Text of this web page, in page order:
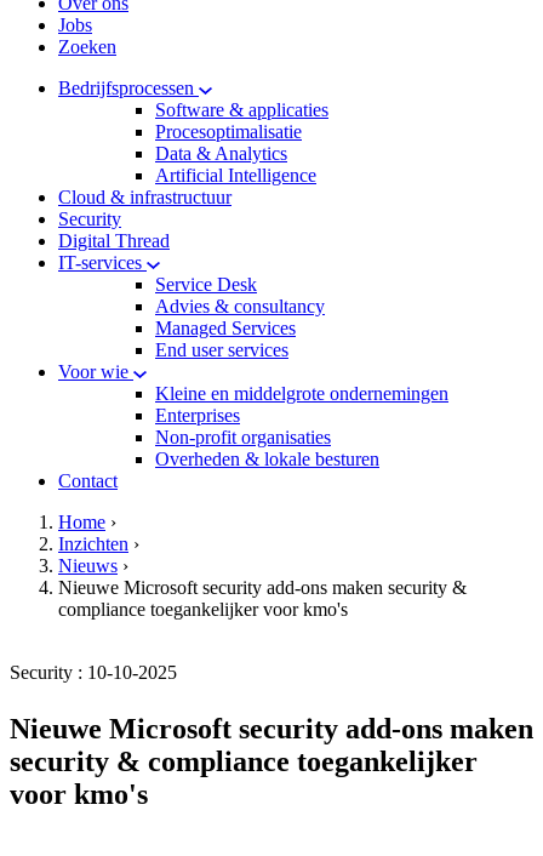
Jobs
Zoeken
Bedrijfsprocessen
Software & applicaties
Procesoptimalisatie
Data & Analytics
Artificial Intelligence
Cloud & infrastructuur
Security
Digital Thread
IT-services
Service Desk
Advies & consultancy
Managed Services
End user services
Voor wie
Kleine en middelgrote ondernemingen
Enterprises
Non-profit organisaties
Overheden & lokale besturen
Contact
hamburger
Kruimelpad
Home ›
Inzichten ›
Nieuws ›
Nieuwe Microsoft security add-ons maken security &
compliance toegankelijker voor kmo's
Security : 10-10-2025
Nieuwe Microsoft security add-ons maken
security & compliance toegankelijker
voor kmo's